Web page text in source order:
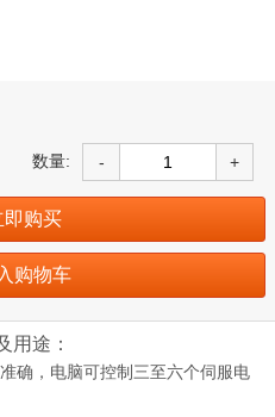
数量: - +
即购买
购物车
用途：
确，电脑可控制三至六个伺服电